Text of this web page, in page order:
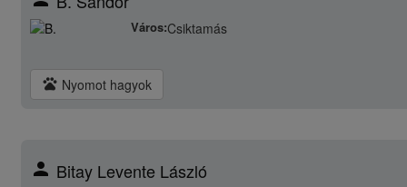
Város:Csiktamás
pets Nyomot hagyok
person Bitay Levente László